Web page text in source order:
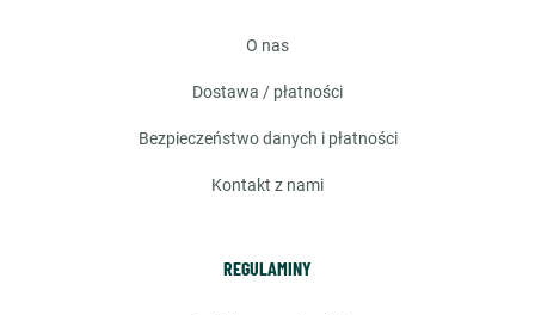
o nas
dostawa / płatności
bezpieczeństwo danych i płatności
kontakt z nami
REGULAMINY